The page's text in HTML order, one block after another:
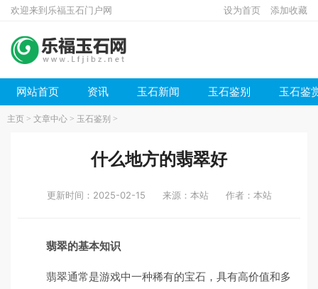
欢迎来到乐福玉石门户网 设为首页 添加收藏
网站首页 资讯 玉石新闻 玉石鉴别 玉石鉴
主页 > 文章中心 > 玉石鉴别 >
什么地方的翡翠好
更新时间：2025-02-15 来源：本站 作者：本站
翡翠的基本知识
翡翠通常是游戏中一种稀有的宝石，具有高价值和多